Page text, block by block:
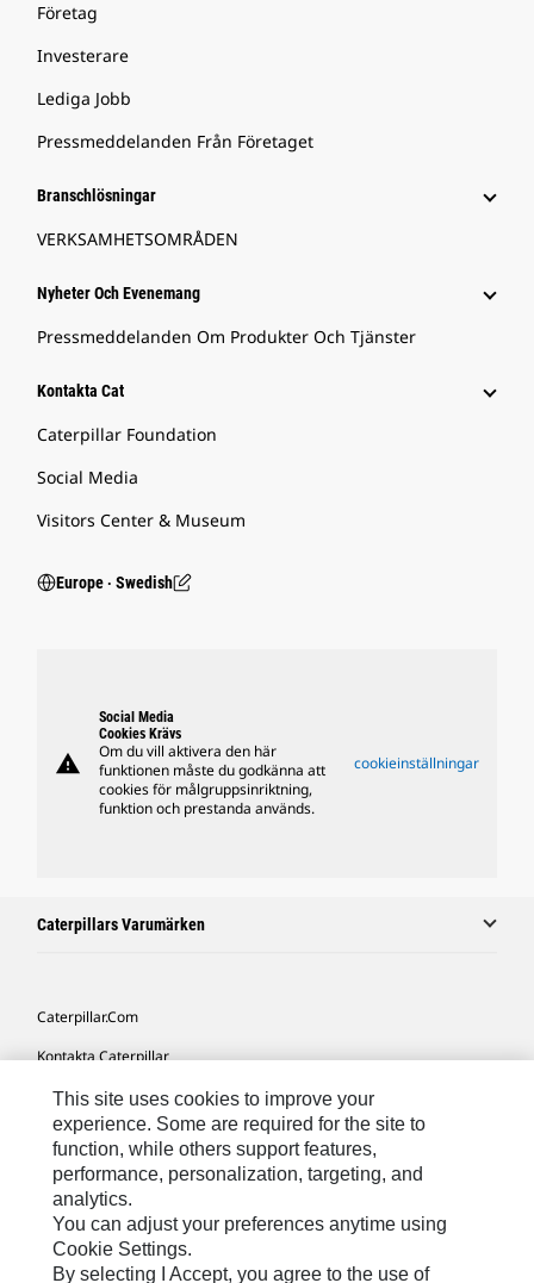
Företag
Investerare
Lediga Jobb
Pressmeddelanden Från Företaget
Branschlösningar
VERKSAMHETSOMRÅDEN
Nyheter Och Evenemang
Pressmeddelanden Om Produkter Och Tjänster
Kontakta Cat
Caterpillar Foundation
Social Media
Visitors Center & Museum
Europe ‧ Swedish
warning
Social Media
Cookies Krävs
Om du vill aktivera den här
funktionen måste du godkänna att
cookies för målgruppsinriktning,
funktion och prestanda används.
cookieinställningar
Caterpillars Varumärken
Caterpillar.com
Kontakta Caterpillar
Mina Marknadsföringspreferenser
Platskarta
Cookie Settings
Juridiskt
Sekretess
This site uses cookies to improve your
experience. Some are required for the site to
function, while others support features,
performance, personalization, targeting, and
analytics.
You can adjust your preferences anytime using
Cookie Settings.
By selecting I Accept, you agree to the use of